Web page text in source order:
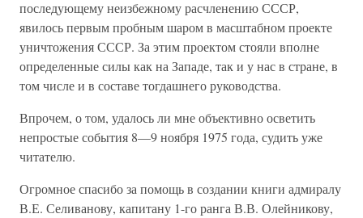
последующему неизбежному расчленению СССР,
явилось первым пробным шаром в масштабном проекте
уничтожения СССР. За этим проектом стояли вполне
определенные силы как на Западе, так и у нас в стране, в
том числе и в составе тогдашнего руководства.
Впрочем, о том, удалось ли мне объективно осветить
непростые события 8—9 ноября 1975 года, судить уже
читателю.
Огромное спасибо за помощь в создании книги адмиралу
В.Е. Селиванову, капитану 1-го ранга В.В. Олейникову,